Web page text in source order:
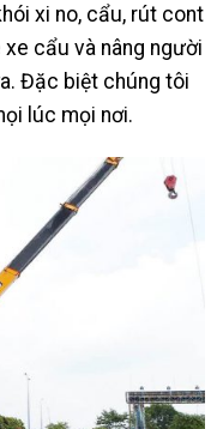
xi no, cẩu, rút cont
cẩu và nâng người
Đặc biệt chúng tôi
lúc mọi nơi.